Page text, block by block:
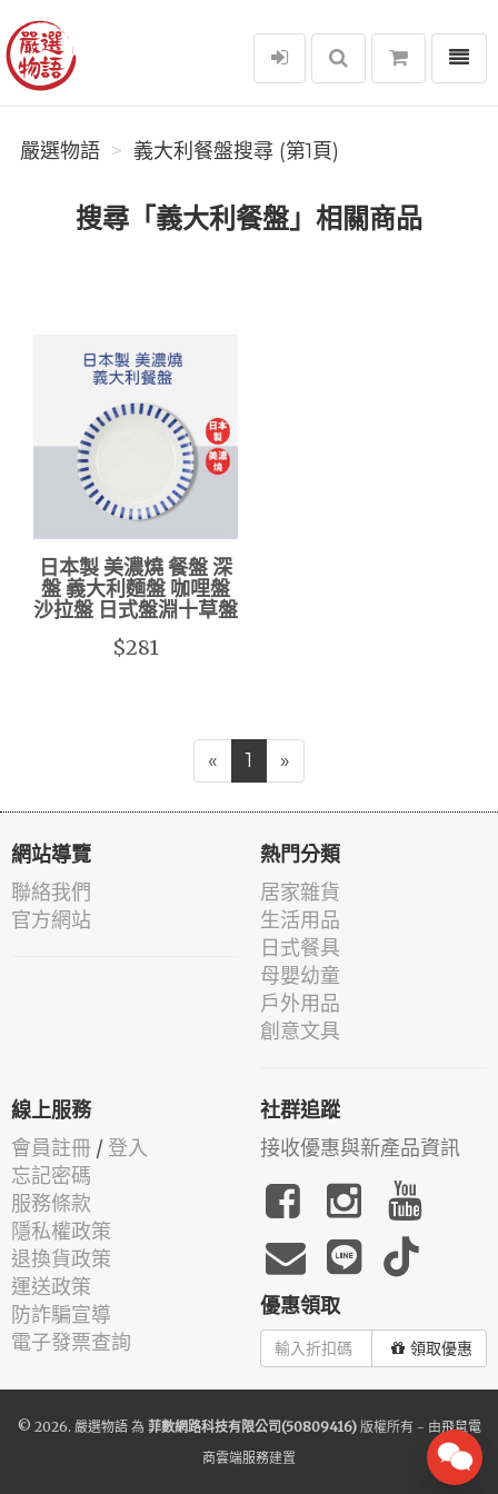
嚴選物語
選單
嚴選物語 義大利餐盤搜尋 (第1頁)
搜尋「義大利餐盤」相關商品
日本製 美濃燒 餐盤 深
盤 義大利麵盤 咖哩盤
沙拉盤 日式盤淵十草盤
$281
« 1 »
網站導覽
聯絡我們
官方網站
熱門分類
居家雜貨
生活用品
日式餐具
母嬰幼童
戶外用品
創意文具
線上服務
會員註冊 / 登入
忘記密碼
服務條款
隱私權政策
退換貨政策
運送政策
防詐騙宣導
電子發票查詢
社群追蹤
接收優惠與新產品資訊
優惠領取
領取優惠
© 2026. 嚴選物語為 菲數網路科技有限公司(50809416)版權所有 - 由飛鼠電
商雲端服務建置